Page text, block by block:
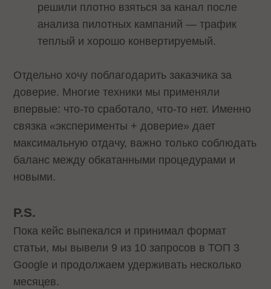
решили плотно взяться за канал после
анализа пилотных кампаний — трафик
теплый и хорошо конвертируемый.
Отдельно хочу поблагодарить заказчика за
доверие. Многие техники мы применяли
впервые: что-то сработало, что-то нет. Именно
связка «эксперименты + доверие» дает
максимальную отдачу, важно только соблюдать
баланс между обкатанными процедурами и
новыми.
P.S.
Пока кейс выпекался и принимал формат
статьи, мы вывели 9 из 10 запросов в ТОП 3
Google и продолжаем удерживать несколько
месяцев.